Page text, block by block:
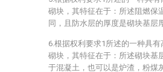
砌块，其特征在于：所述阻燃保
同，且防水层的厚度是砌块基层
6.根据权利要求1所述的一种具
砌块，其特征在于：所述砌块基
于混凝土，也可以是炉渣，粉煤